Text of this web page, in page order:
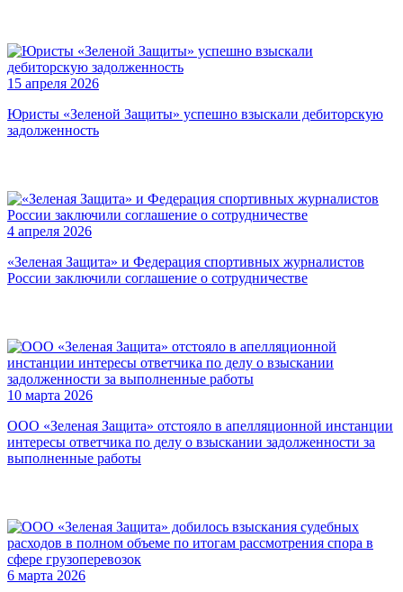
15 апреля 2026
Юристы «Зеленой Защиты» успешно взыскали дебиторскую
задолженность
4 апреля 2026
«Зеленая Защита» и Федерация спортивных журналистов
России заключили соглашение о сотрудничестве
10 марта 2026
ООО «Зеленая Защита» отстояло в апелляционной инстанции
интересы ответчика по делу о взыскании задолженности за
выполненные работы
6 марта 2026